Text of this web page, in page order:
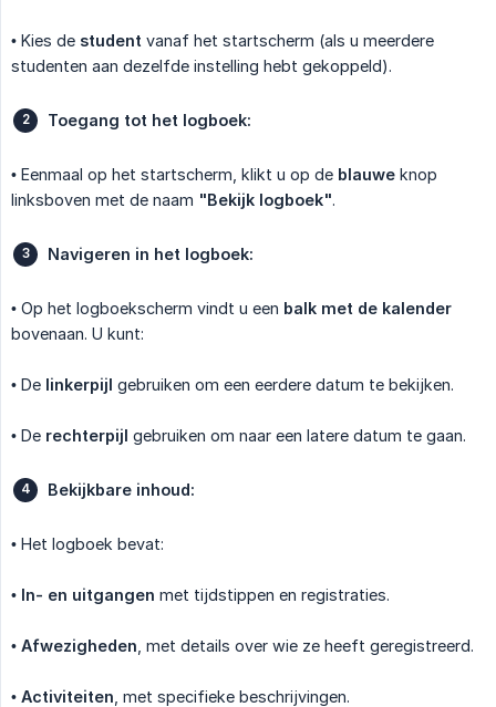
• Kies de student vanaf het startscherm (als u meerdere
studenten aan dezelfde instelling hebt gekoppeld).
Toegang tot het logboek:
• Eenmaal op het startscherm, klikt u op de blauwe knop
linksboven met de naam "Bekijk logboek".
Navigeren in het logboek:
• Op het logboekscherm vindt u een balk met de kalender
bovenaan. U kunt:
• De linkerpijl gebruiken om een eerdere datum te bekijken.
• De rechterpijl gebruiken om naar een latere datum te gaan.
Bekijkbare inhoud:
• Het logboek bevat:
• In- en uitgangen met tijdstippen en registraties.
• Afwezigheden , met details over wie ze heeft geregistreerd.
• Activiteiten , met specifieke beschrijvingen.